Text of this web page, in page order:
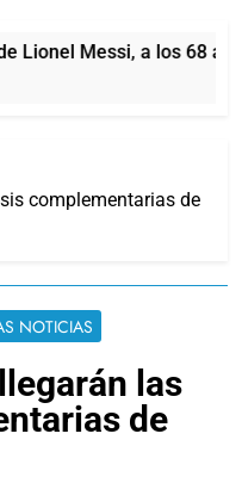
Lionel Messi, a los 68
complementarias de
NOTICIAS
las
de